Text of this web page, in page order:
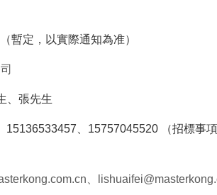
暫定，以實際通知為准）
、張先生
15136533457、15757045520
（招標事
、